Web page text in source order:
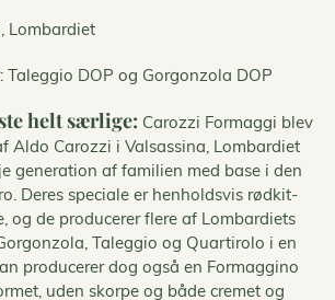
Lombardiet
: Taleggio DOP og Gorgonzola DOP
helt særlige: Carozzi Formaggi blev
Aldo Carozzi i Valsassina, Lombardiet
generation af familien med base i den
Deres speciale er henholdsvis rødkit-
og de producerer flere af Lombardiets
Taleggio og Quartirolo i en
producerer dog også en Formaggino
uden skorpe og både cremet og